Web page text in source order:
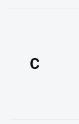
C